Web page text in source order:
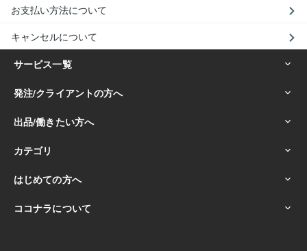
お支払い方法について
キャンセルについて